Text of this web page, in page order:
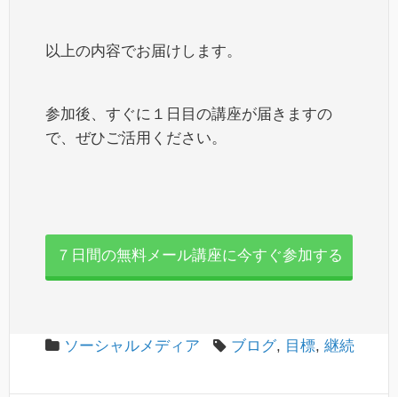
以上の内容でお届けします。
参加後、すぐに１日目の講座が届きますの
で、ぜひご活用ください。
７日間の無料メール講座に今すぐ参加する
ソーシャルメディア ブログ, 目標, 継続